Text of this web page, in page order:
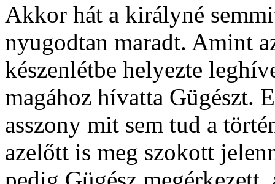
Akkor hát a királyné
nyugodtan maradt. Amint
készenlétbe helyezte
magához hívatta Gügészt.
asszony mit sem tud a
azelőtt is meg szokott